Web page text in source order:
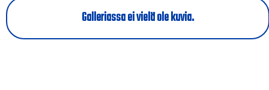
Galleriassa ei vielä ole kuvia.